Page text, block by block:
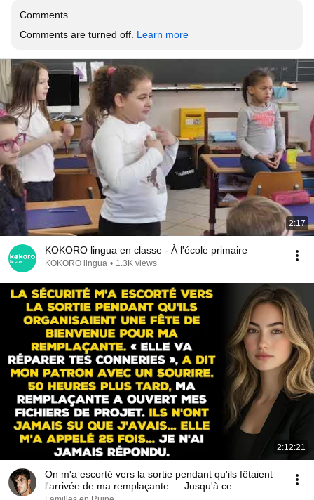
Comments
Comments are turned off. Learn more
2:17
KOKORO lingua en classe - À l'école primaire
KOKORO lingua • 1.3K views
2:12:21
On m'a escorté vers la sortie pendant qu'ils fêtaient
l'arrivée de ma remplaçante — Jusqu'à ce